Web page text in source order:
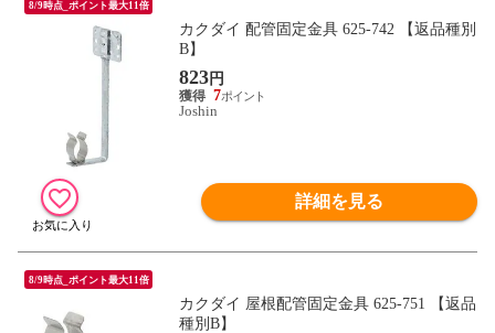
8/9時点_ポイント最大11倍
カクダイ 配管固定金具 625-742 【返品種別
B】
823円
7
Joshin
詳細を見る
8/9時点_ポイント最大11倍
カクダイ 屋根配管固定金具 625-751 【返品
種別B】